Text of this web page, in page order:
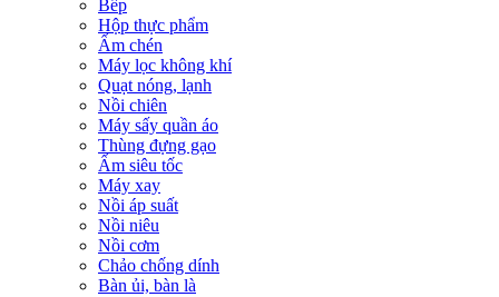
Bếp
Hộp thực phẩm
Ấm chén
Máy lọc không khí
Quạt nóng, lạnh
Nồi chiên
Máy sấy quần áo
Thùng đựng gạo
Ấm siêu tốc
Máy xay
Nồi áp suất
Nồi niêu
Nồi cơm
Chảo chống dính
Bàn ủi, bàn là